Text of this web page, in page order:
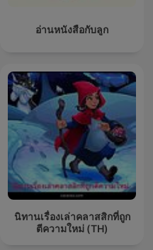
อ่านหนังสือกับลูก
นิทานเรื่องเล่าคลาสสิกที่ถูก
ตีความใหม่ (TH)